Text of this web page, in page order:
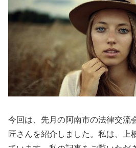
今回は、先月の阿南市の法律交流
匠さんを紹介しました。私は、上